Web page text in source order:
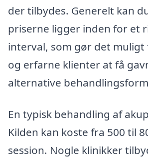
der tilbydes. Generelt kan
priserne ligger inden for et
interval, som gør det muligt
og erfarne klienter at få
alternative
En typisk behandling af
Kilden kan koste fra 500 til
session. Nogle klinikker